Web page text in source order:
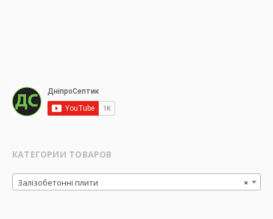
КАТЕГОРИИ ТОВАРОВ
×
Залізобетонні плити